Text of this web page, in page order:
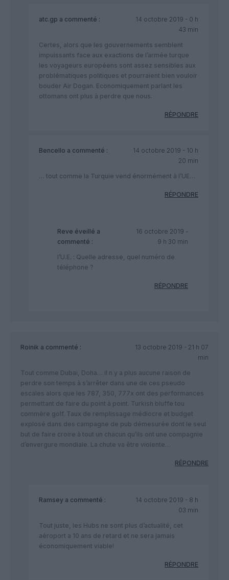
atc.gp a commenté :
14 octobre 2019 - 0 h
43 min
Certes, alors que les gouvernements semblent
impuissants face aux exactions de l’armée turque
les voyageurs européens sont assez sensibles aux
problématiques politiques et pourraient bien vouloir
bouder Air Dogan. Economiquement parlant les
ottomans ont plus à perdre que nous.
RÉPONDRE
Bencello a commenté :
14 octobre 2019 - 10 h
20 min
… tout comme la Turquie vend énormément à l’UE…
RÉPONDRE
Reve éveillé a
commenté :
16 octobre 2019 -
9 h 30 min
l’U.E. : Quelle adresse, quel numéro de
téléphone ?
RÉPONDRE
Roinik a commenté :
13 octobre 2019 - 21 h 07
min
Tout comme Dubai, Doha… il n y a plus aucune raison de
perdre son temps à s’arrêter dans une de ces pseudo
escales alors que les 787, 350, 777x ont des performances
permettant de faire du point à point. Turkish bluffe tou
commère golf. Taux de remplissage médiocre et budget
explosé dans des campagne de pub démesurée dont le seul
but de faire croire à tout un chacun qu’ils ont une compagnie
d’envergure mondiale. La chute va être violente…
RÉPONDRE
Ramsey a commenté :
14 octobre 2019 - 8 h
03 min
Tout juste, les Hubs ne sont plus d’actualité, cet
aéroport a 10 ans de retard et ne sera jamais
économiquement viable!
RÉPONDRE